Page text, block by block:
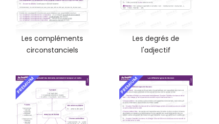
Les compléments
circonstanciels
Les degrés de
l'adjectif
PREMIUM PREMIUM